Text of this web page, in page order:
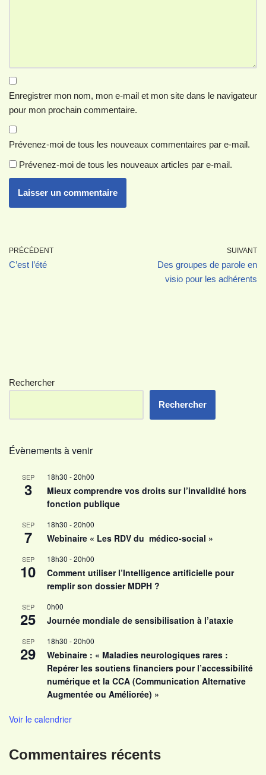
Enregistrer mon nom, mon e-mail et mon site dans le navigateur
pour mon prochain commentaire.
Prévenez-moi de tous les nouveaux commentaires par e-mail.
Prévenez-moi de tous les nouveaux articles par e-mail.
PRÉCÉDENT
C’est l’été
SUIVANT
Des groupes de parole en
visio pour les adhérents
Rechercher
Rechercher
Évènements à venir
SEP
3
18h30 -20h00
Mieux comprendre vos droits sur l’invalidité hors
fonction publique
SEP
7
18h30 -20h00
Webinaire « Les RDV du médico-social »
SEP
10
18h30 -20h00
Comment utiliser l’Intelligence artificielle pour
remplir son dossier MDPH ?
SEP
25
0h00
Journée mondiale de sensibilisation à l’ataxie
SEP
29
18h30 -20h00
Webinaire : « Maladies neurologiques rares :
Repérer les soutiens financiers pour l’accessibilité
numérique et la CCA (Communication Alternative
Augmentée ou Améliorée) »
Voir le calendrier
Commentaires récents